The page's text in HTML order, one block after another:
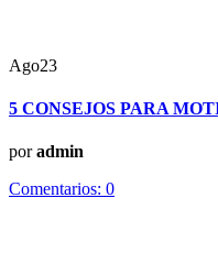
Ago23
5 CONSEJOS PARA
poradmin
Comentarios: 0